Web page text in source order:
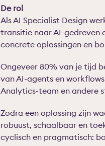
De rol
Als AI Specialist Design
transitie naar AI-gedreven
concrete oplossingen en
Ongeveer 80% van je tijd
van AI-agents en
Analytics-team en andere
Zodra een oplossing zijn
robuust, schaalbaar en
cyclisch en pragmatisch: